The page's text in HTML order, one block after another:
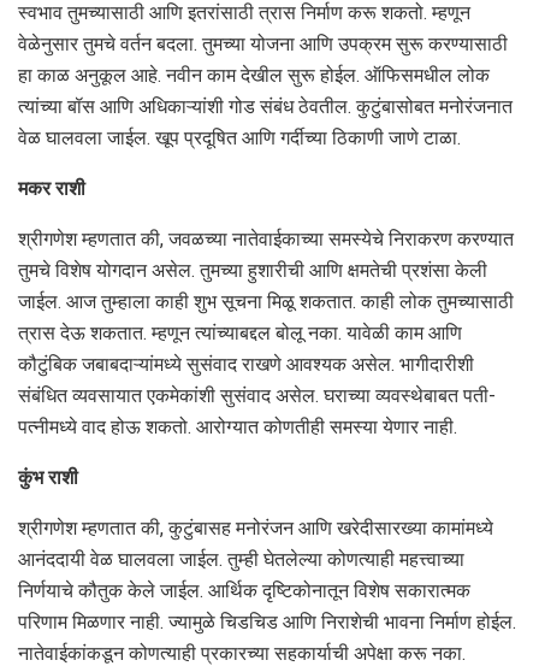
स्वभाव तुमच्यासाठी आणि इतरांसाठी त्रास निर्माण करू शकतो. म्हणून
वेळेनुसार तुमचे वर्तन बदला. तुमच्या योजना आणि उपक्रम सुरू करण्यासाठी
हा काळ अनुकूल आहे. नवीन काम देखील सुरू होईल. ऑफिसमधील लोक
त्यांच्या बॉस आणि अधिकाऱ्यांशी गोड संबंध ठेवतील. कुटुंबासोबत मनोरंजनात
वेळ घालवला जाईल. खूप प्रदूषित आणि गर्दीच्या ठिकाणी जाणे टाळा.
मकर राशी
श्रीगणेश म्‍हणतात की, जवळच्या नातेवाईकाच्या समस्येचे निराकरण करण्यात
तुमचे विशेष योगदान असेल. तुमच्या हुशारीची आणि क्षमतेची प्रशंसा केली
जाईल. आज तुम्हाला काही शुभ सूचना मिळू शकतात. काही लोक तुमच्यासाठी
त्रास देऊ शकतात. म्हणून त्यांच्याबद्दल बोलू नका. यावेळी काम आणि
कौटुंबिक जबाबदाऱ्यांमध्ये सुसंवाद राखणे आवश्यक असेल. भागीदारीशी
संबंधित व्यवसायात एकमेकांशी सुसंवाद असेल. घराच्या व्यवस्थेबाबत पती-
पत्नीमध्ये वाद होऊ शकतो. आरोग्यात कोणतीही समस्या येणार नाही.
कुंभ राशी
श्रीगणेश म्‍हणतात की, कुटुंबासह मनोरंजन आणि खरेदीसारख्या कामांमध्ये
आनंददायी वेळ घालवला जाईल. तुम्ही घेतलेल्या कोणत्याही महत्त्वाच्या
निर्णयाचे कौतुक केले जाईल. आर्थिक दृष्टिकोनातून विशेष सकारात्मक
परिणाम मिळणार नाही. ज्यामुळे चिडचिड आणि निराशेची भावना निर्माण होईल.
नातेवाईकांकडून कोणत्याही प्रकारच्या सहकार्याची अपेक्षा करू नका.